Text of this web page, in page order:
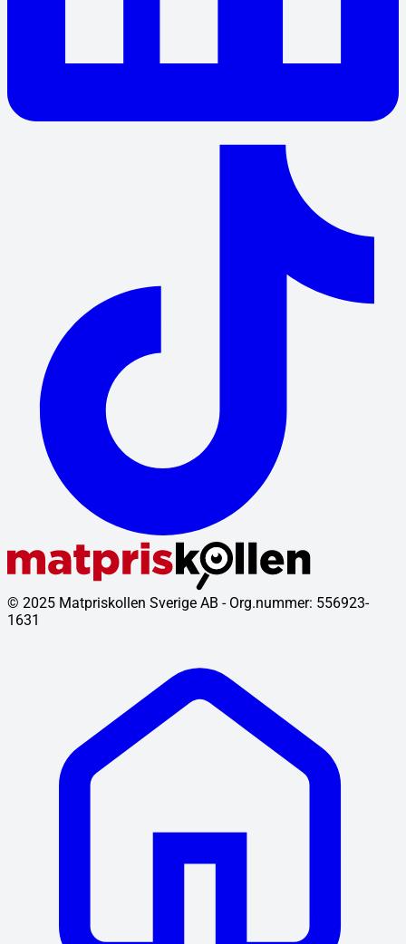
© 2025 Matpriskollen Sverige AB - Org.nummer: 556923-
1631